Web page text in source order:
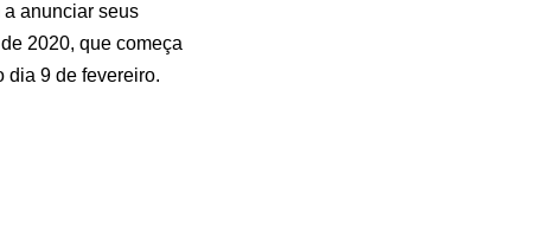
anunciar seus
2020, que começa
dia 9 de fevereiro.